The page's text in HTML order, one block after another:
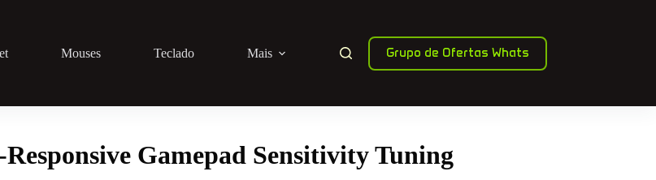
Mouses Teclado Mais Grupo de Ofertas Whats
Gamepad Sensitivity Tuning